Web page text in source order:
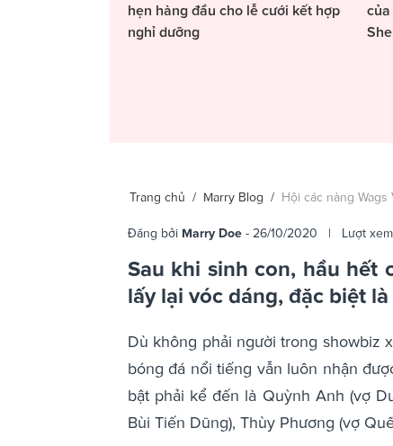
hẹn hàng đầu cho lễ cưới kết hợp
nghỉ dưỡng
của
Trang chủ / Marry Blog / Hội các nàng
Đăng bởi Marry Doe - 26/10/2020 | Lượt
Sau khi sinh con, hầu hết
lấy lại vóc dáng, đặc biệt
Dù không phải người trong showbiz
bóng đá nổi tiếng vẫn luôn nhận
bật phải kể đến là Quỳnh Anh (vợ
Bùi Tiến Dũng), Thùy Phương (vợ